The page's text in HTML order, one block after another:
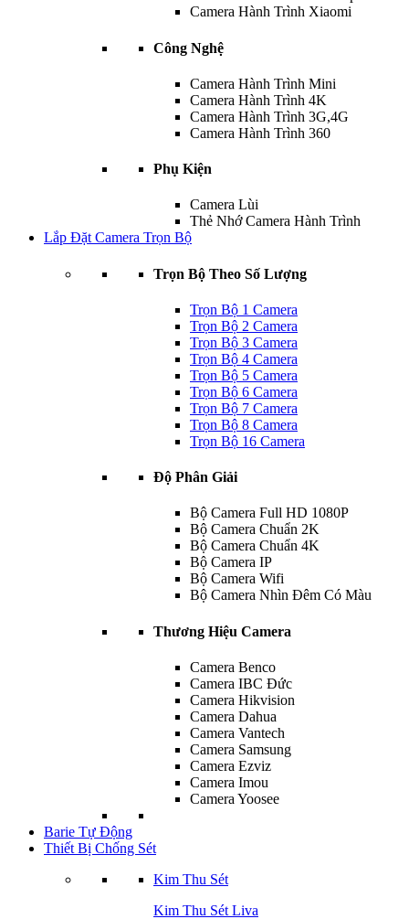
Camera Hành Trình Xiaomi
Công Nghệ
Camera Hành Trình Mini
Camera Hành Trình 4K
Camera Hành Trình 3G,4G
Camera Hành Trình 360
Phụ Kiện
Camera Lùi
Thẻ Nhớ Camera Hành Trình
Lắp Đặt Camera Trọn Bộ
Trọn Bộ Theo Số Lượng
Trọn Bộ 1 Camera
Trọn Bộ 2 Camera
Trọn Bộ 3 Camera
Trọn Bộ 4 Camera
Trọn Bộ 5 Camera
Trọn Bộ 6 Camera
Trọn Bộ 7 Camera
Trọn Bộ 8 Camera
Trọn Bộ 16 Camera
Độ Phân Giải
Bộ Camera Full HD 1080P
Bộ Camera Chuẩn 2K
Bộ Camera Chuẩn 4K
Bộ Camera IP
Bộ Camera Wifi
Bộ Camera Nhìn Đêm Có Màu
Thương Hiệu Camera
Camera Benco
Camera IBC Đức
Camera Hikvision
Camera Dahua
Camera Vantech
Camera Samsung
Camera Ezviz
Camera Imou
Camera Yoosee
Barie Tự Động
Thiết Bị Chống Sét
Kim Thu Sét
Kim Thu Sét Liva